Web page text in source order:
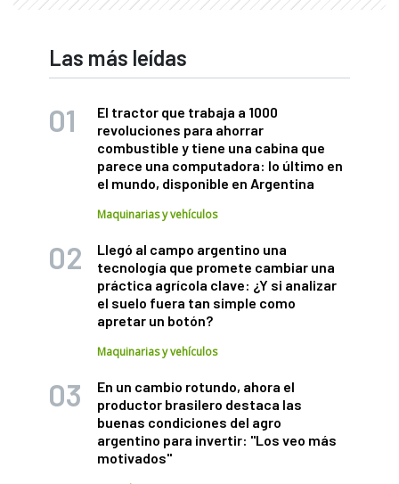
Las más leídas
El tractor que trabaja a 1000
revoluciones para ahorrar
combustible y tiene una cabina que
parece una computadora: lo último en
el mundo, disponible en Argentina
Maquinarias y vehículos
Llegó al campo argentino una
tecnología que promete cambiar una
práctica agrícola clave: ¿Y si analizar
el suelo fuera tan simple como
apretar un botón?
Maquinarias y vehículos
En un cambio rotundo, ahora el
productor brasilero destaca las
buenas condiciones del agro
argentino para invertir: "Los veo más
motivados"